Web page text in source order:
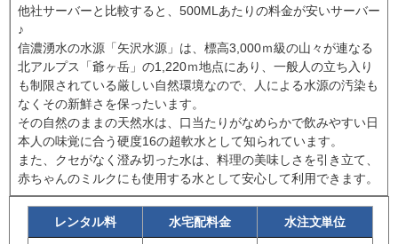
他社サーバーと比較すると、500MLあたりの料金が安いサーバー
♪
信濃湧水の水源「矢沢水源」は、標高3,000ｍ級の山々が連なる
北アルプス「爺ヶ岳」の1,220ｍ地点にあり、一般人の立ち入り
も制限されている厳しい自然環境なので、人による水源の汚染も
なくその新鮮さを保ったいます。
その自然のままの天然水は、口当たりがなめらかで飲みやすい日
本人の味覚に合う硬度16の超軟水として知られています。
また、クセがなく澄み切った水は、料理の美味しさを引き立て、
赤ちゃんのミルクにも使用する水として安心して利用できます。
レンタル料 水宅配料金 水注文単位